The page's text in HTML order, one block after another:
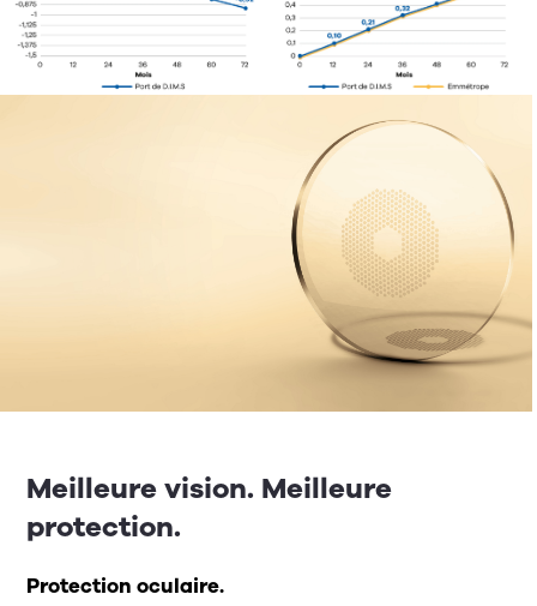
Meilleure vision. Meilleure
protection.
Protection oculaire.